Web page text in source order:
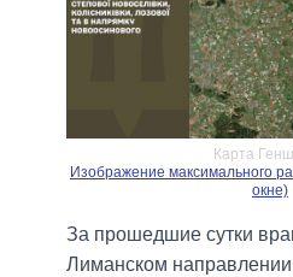
Карта
Изображение максимального
окне)
За прошедшие сутки
Лиманском